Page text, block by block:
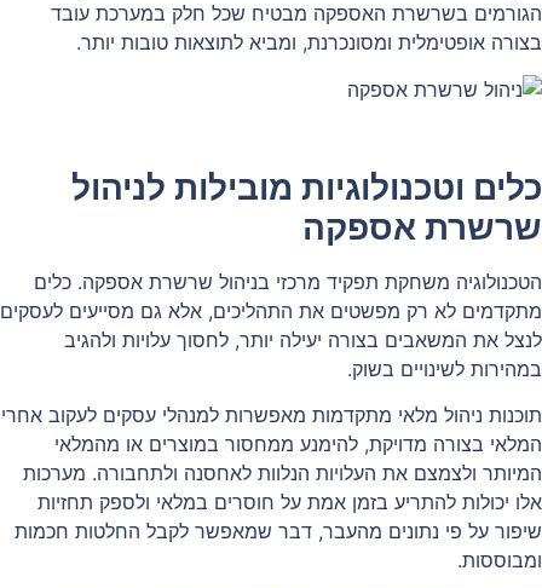
הגורמים בשרשרת האספקה מבטיח שכל חלק במערכת עובד
בצורה אופטימלית ומסונכרנת, ומביא לתוצאות טובות יותר.
כלים וטכנולוגיות מובילות לניהול
שרשרת אספקה
הטכנולוגיה משחקת תפקיד מרכזי בניהול שרשרת אספקה. כלים
מתקדמים לא רק מפשטים את התהליכים, אלא גם מסייעים לעסקים
לנצל את המשאבים בצורה יעילה יותר, לחסוך עלויות ולהגיב
במהירות לשינויים בשוק.
תוכנות ניהול מלאי מתקדמות מאפשרות למנהלי עסקים לעקוב אחרי
המלאי בצורה מדויקת, להימנע ממחסור במוצרים או מהמלאי
המיותר ולצמצם את העלויות הנלוות לאחסנה ולתחבורה. מערכות
אלו יכולות להתריע בזמן אמת על חוסרים במלאי ולספק תחזיות
שיפור על פי נתונים מהעבר, דבר שמאפשר לקבל החלטות חכמות
ומבוססות.